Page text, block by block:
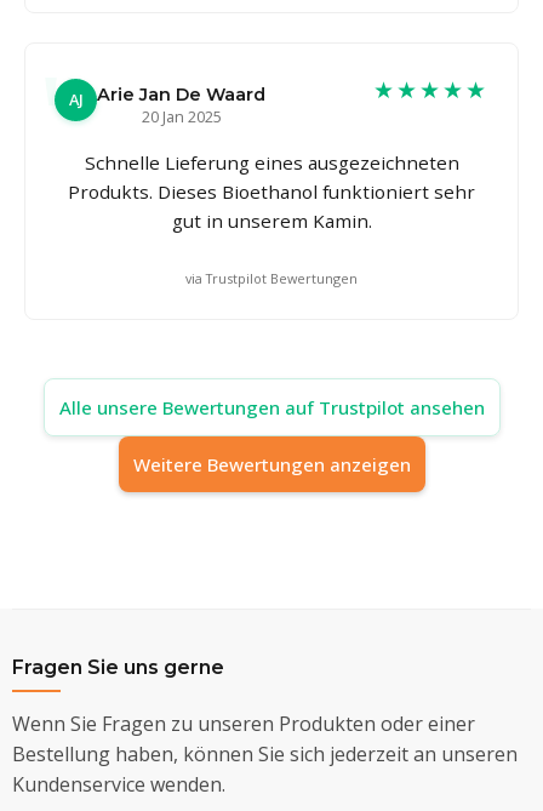
AJ
Arie Jan De Waard
20 Jan 2025
★★★★★
Schnelle Lieferung eines ausgezeichneten
Produkts. Dieses Bioethanol funktioniert sehr
gut in unserem Kamin.
via Trustpilot Bewertungen
Alle unsere Bewertungen auf Trustpilot ansehen
Weitere Bewertungen anzeigen
Fragen Sie uns gerne
Wenn Sie Fragen zu unseren Produkten oder einer
Bestellung haben, können Sie sich jederzeit an unseren
Kundenservice wenden.